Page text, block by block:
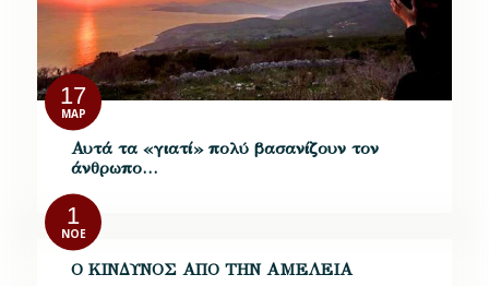
17
ΜΑΡ
Αυτά τα «γιατί» πολύ βασανίζουν τον
άνθρωπο…
1
ΝΟΈ
Ο ΚΙΝΔΥΝΟΣ ΑΠΟ ΤΗΝ ΑΜΕΛΕΙΑ